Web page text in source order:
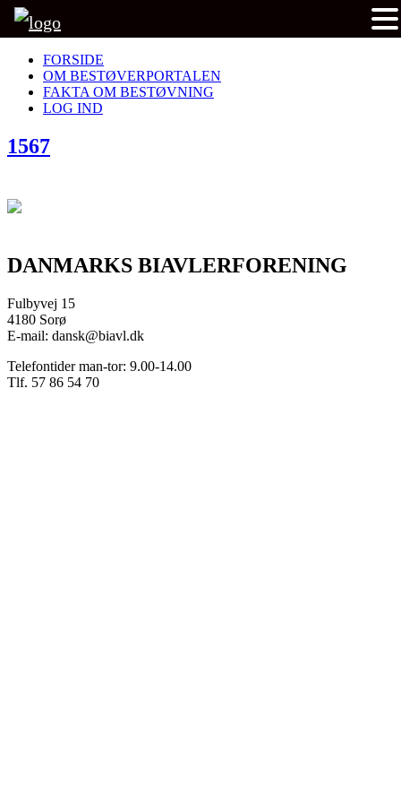
FORSIDE
OM BESTØVERPORTALEN
FAKTA OM BESTØVNING
LOG IND
1567
DANMARKS BIAVLERFORENING
Fulbyvej 15
4180 Sorø
E-mail: dansk@biavl.dk
Telefontider man-tor: 9.00-14.00
Tlf. 57 86 54 70